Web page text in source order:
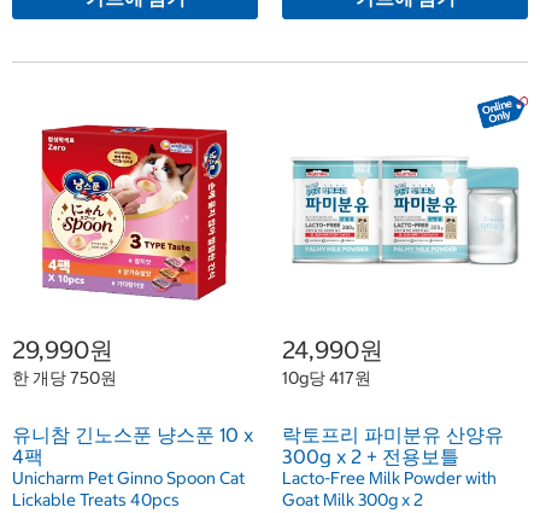
29,990원
한 개당 750원
유니참 긴노스푼 냥스푼 10 x
4팩
Unicharm Pet Ginno Spoon Cat
Lickable Treats 40pcs
24,990원
10g당 417원
락토프리 파미분유 산양유
300g x 2 + 전용보틀
Lacto-Free Milk Powder with
Goat Milk 300g x 2